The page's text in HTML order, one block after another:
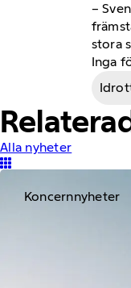
–
stora
Inga
Alla nyheter
Koncernnyheter